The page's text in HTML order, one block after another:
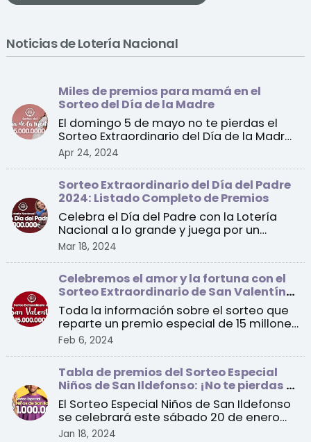
Noticias de Lotería Nacional
Miles de premios para mamá en el
Sorteo del Día de la Madre
El domingo 5 de mayo no te pierdas el
Sorteo Extraordinario del Día de la Madre
de la Lotería Na ...
Apr 24, 2024
Sorteo Extraordinario del Día del Padre
2024: Listado Completo de Premios
Celebra el Día del Padre con la Lotería
Nacional a lo grande y juega por un
premio especial de 1 ...
Mar 18, 2024
Celebremos el amor y la fortuna con el
Sorteo Extraordinario de San Valentín
2024
Toda la información sobre el sorteo que
reparte un premio especial de 15 millones
Feb 6, 2024
Tabla de premios del Sorteo Especial
Niños de San Ildefonso: ¡No te pierdas el
sorteo de este sábado!
El Sorteo Especial Niños de San Ildefonso
se celebrará este sábado 20 de enero
con un primer pre ...
Jan 18, 2024